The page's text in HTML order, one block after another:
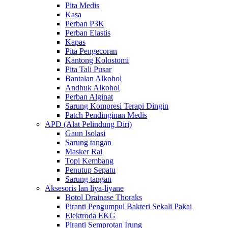
Pita Medis
Kasa
Perban P3K
Perban Elastis
Kapas
Pita Pengecoran
Kantong Kolostomi
Pita Tali Pusar
Bantalan Alkohol
Andhuk Alkohol
Perban Alginat
Sarung Kompresi Terapi Dingin
Patch Pendinginan Medis
APD (Alat Pelindung Diri)
Gaun Isolasi
Sarung tangan
Masker Rai
Topi Kembang
Penutup Sepatu
Sarung tangan
Aksesoris lan liya-liyane
Botol Drainase Thoraks
Piranti Pengumpul Bakteri Sekali Pakai
Elektroda EKG
Piranti Semprotan Irung